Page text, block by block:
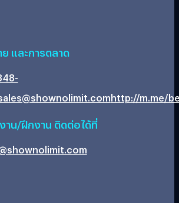
ย และการตลาด
http://m.me/
าน/ฝึกงาน ติดต่อได้ที่